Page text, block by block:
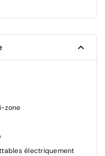
zone
électriquement